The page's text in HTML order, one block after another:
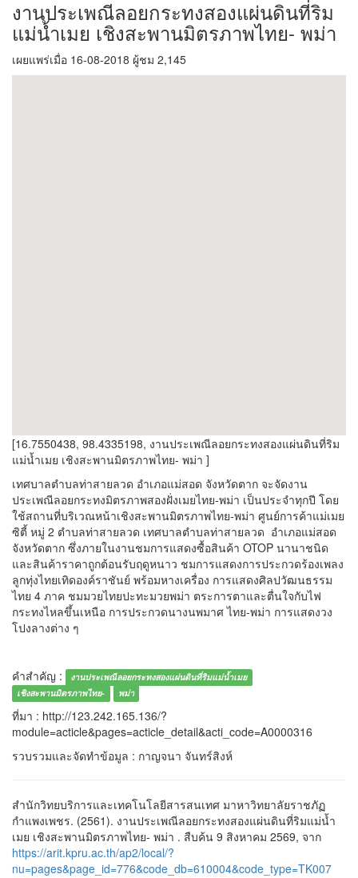
งานประเพณีลอยกระทงสองแผ่นดินที่ริม
แม่น้ำเมย เชิงสะพานมิตรภาพไทย- พม่า
เผยแพร่เมื่อ 16-08-2018 ผู้ชม 2,145
[16.7550438, 98.4335198, งานประเพณีลอยกระทงสองแผ่นดินที่ริม
แม่น้ำเมย เชิงสะพานมิตรภาพไทย- พม่า ]
เทศบาลตำบลท่าสายลวด อำเภอแม่สอด จังหวัดตาก จะจัดงาน
ประเพณีลอยกระทงมิตรภาพสองฝั่งเมยไทย-พม่า เป็นประจำทุกปี โดย
ใช้สถานที่บริเวณหน้าเชิงสะพานมิตรภาพไทย-พม่า ศูนย์การค้าแม่เมย
ซิตี้ หมู่ 2 ตำบลท่าสายลวด เทศบาลตำบลท่าสายลวด อำเภอแม่สอด
จังหวัดตาก ซึ่งภายในงานชมการแสดงซื้อสินค้า OTOP นานาชนิด
และสินค้าราคาถูกต้อนรับฤดูหนาว ชมการแสดงการประกวดร้องเพลง
ลูกทุ่งไทยเทิดองค์ราชันย์ พร้อมหางเครื่อง การแสดงศิลปวัฒนธรรม
ไทย 4 ภาค ชมมวยไทยปะทะมวยพม่า ตระการตาและตื่นใจกับไฟ
กระทงไหลขึ้นเหนือ การประกวดนางนพมาศ ไทย-พม่า การแสดงวง
โปงลางต่าง ๆ
คำสำคัญ :
งานประเพณีลอยกระทงสองแผ่นดินที่ริมแม่น้ำเมย
เชิงสะพานมิตรภาพไทย-
พม่า
ที่มา : http://123.242.165.136/?
module=acticle&pages=acticle_detail&acti_code=A0000316
รวบรวมและจัดทำข้อมูล : กาญจนา จันทร์สิงห์
สำนักวิทยบริการและเทคโนโลยีสารสนเทศ มาหาวิทยาลัยราชภัฏ
กำแพงเพชร. (2561). งานประเพณีลอยกระทงสองแผ่นดินที่ริมแม่น้ำ
เมย เชิงสะพานมิตรภาพไทย- พม่า . สืบค้น 9 สิงหาคม 2569, จาก
https://arit.kpru.ac.th/ap2/local/?
nu=pages&page_id=776&code_db=610004&code_type=TK007